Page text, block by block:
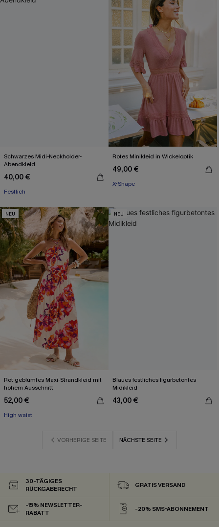
Schwarzes Midi-Neckholder-
Abendkleid
40,00 €
Festlich
Rotes Minikleid in Wickeloptik
49,00 €
X-Shape
NEU
Rot geblümtes Maxi-Strandkleid mit
hohem Ausschnitt
52,00 €
High waist
NEU
Blaues festliches figurbetontes
Midikleid
43,00 €
VORHERIGE SEITE NÄCHSTE SEITE
30-TÄGIGES
RÜCKGABERECHT
GRATIS VERSAND
-15% NEWSLETTER-
RABATT
-20% SMS-ABONNEMENT